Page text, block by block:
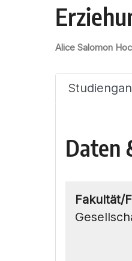
Alice Salomon
Daten
Fakultät/